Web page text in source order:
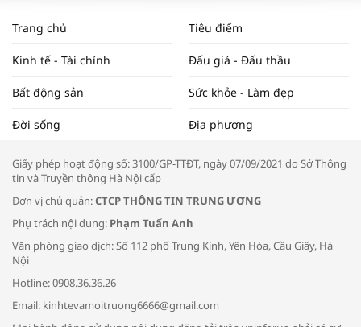
NAM NĂM 2024 VÀ NĂM 2025 | NHỊP
ĐẬP THỊ TRƯỜNG #62
Tọa đàm “Xúc tiến thương mại: Khơi
Bác sĩ tư vấn cách phòng tránh bệnh
đường hô hấp trong thời tiết giao mùa
Trang chủ Tiêu điểm
Kinh tế - Tài chính Đấu giá - Đấu thầu
Bất động sản Sức khỏe - Làm đẹp
Đời sống Địa phương
Giấy phép hoạt động số: 3100/GP-TTĐT, ngày 07/09/2021 do Sở Thông
tin và Truyền thông Hà Nội cấp
Đơn vị chủ quản:CTCP THÔNG TIN TRUNG ƯƠNG
Phụ trách nội dung: Phạm Tuấn Anh
Văn phòng giao dịch: Số 112 phố Trung Kính, Yên Hòa, Cầu Giấy, Hà
Nội
Hotline: 0908.36.36.26
Email: kinhtevamoitruong6666@gmail.com